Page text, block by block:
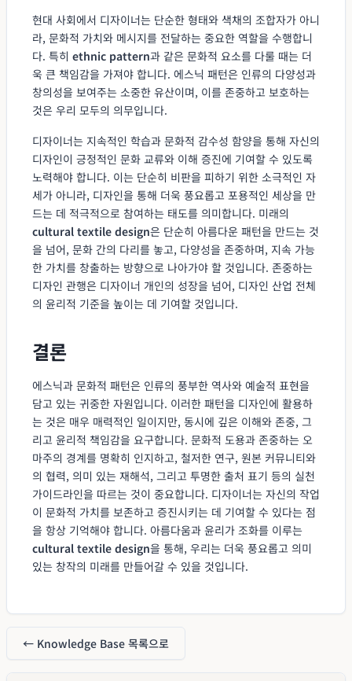
현대 사회에서 디자이너는 단순한 형태와 색채의 조합자가 아니
라, 문화적 가치와 메시지를 전달하는 중요한 역할을 수행합니
다. 특히 ethnic pattern과 같은 문화적 요소를 다룰 때는 더
욱 큰 책임감을 가져야 합니다. 에스닉 패턴은 인류의 다양성과
창의성을 보여주는 소중한 유산이며, 이를 존중하고 보호하는
것은 우리 모두의 의무입니다.
디자이너는 지속적인 학습과 문화적 감수성 함양을 통해 자신의
디자인이 긍정적인 문화 교류와 이해 증진에 기여할 수 있도록
노력해야 합니다. 이는 단순히 비판을 피하기 위한 소극적인 자
세가 아니라, 디자인을 통해 더욱 풍요롭고 포용적인 세상을 만
드는 데 적극적으로 참여하는 태도를 의미합니다. 미래의
cultural textile design은 단순히 아름다운 패턴을 만드는 것
을 넘어, 문화 간의 다리를 놓고, 다양성을 존중하며, 지속 가능
한 가치를 창출하는 방향으로 나아가야 할 것입니다. 존중하는
디자인 관행은 디자이너 개인의 성장을 넘어, 디자인 산업 전체
의 윤리적 기준을 높이는 데 기여할 것입니다.
결론
에스닉과 문화적 패턴은 인류의 풍부한 역사와 예술적 표현을
담고 있는 귀중한 자원입니다. 이러한 패턴을 디자인에 활용하
는 것은 매우 매력적인 일이지만, 동시에 깊은 이해와 존중, 그
리고 윤리적 책임감을 요구합니다. 문화적 도용과 존중하는 오
마주의 경계를 명확히 인지하고, 철저한 연구, 원본 커뮤니티와
의 협력, 의미 있는 재해석, 그리고 투명한 출처 표기 등의 실천
가이드라인을 따르는 것이 중요합니다. 디자이너는 자신의 작업
이 문화적 가치를 보존하고 증진시키는 데 기여할 수 있다는 점
을 항상 기억해야 합니다. 아름다움과 윤리가 조화를 이루는
cultural textile design을 통해, 우리는 더욱 풍요롭고 의미
있는 창작의 미래를 만들어갈 수 있을 것입니다.
← Knowledge Base 목록으로